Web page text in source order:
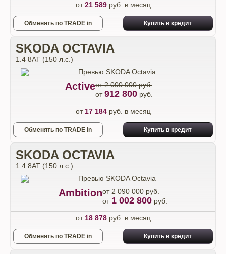
от21 589руб. в месяц
Обменять по TRADE in Купить в кредит
SKODA OCTAVIA
1.4 8AT (150 л.с.)
Activeот 2 000 000 руб.
от912 800 руб.
от 17 184руб. в месяц
Обменять по TRADE in Купить в кредит
SKODA OCTAVIA
1.4 8AT (150 л.с.)
Ambitionот 2 090 000 руб.
от 1 002 800руб.
от 18 878руб. в месяц
Обменять по TRADE in Купить в кредит